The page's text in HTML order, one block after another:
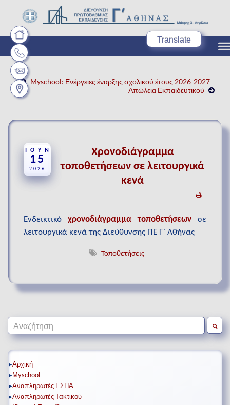
Myschool: Ενέργειες έναρξης σχολικού έτους 2026-2027
Απώλεια Εκπαιδευτικού
ΙΟΎΝ
15
2026
Χρονοδιάγραμμα
τοποθετήσεων σε λειτουργικά
κενά
Ενδεικτικό χρονοδιάγραμμα τοποθετήσεων σε
λειτουργικά κενά της Διεύθυνσης ΠΕ Γ΄ Αθήνας
Τοποθετήσεις
▸Αρχική
▸Μyschool
▸Αναπληρωτές ΕΣΠΑ
▸Αναπληρωτές Τακτικού
Translate